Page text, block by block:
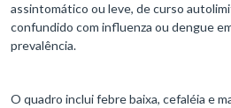
assintomático ou leve, de curso
confundido com influenza ou dengue
prevalência.
O quadro inclui febre baixa, cefaléia e